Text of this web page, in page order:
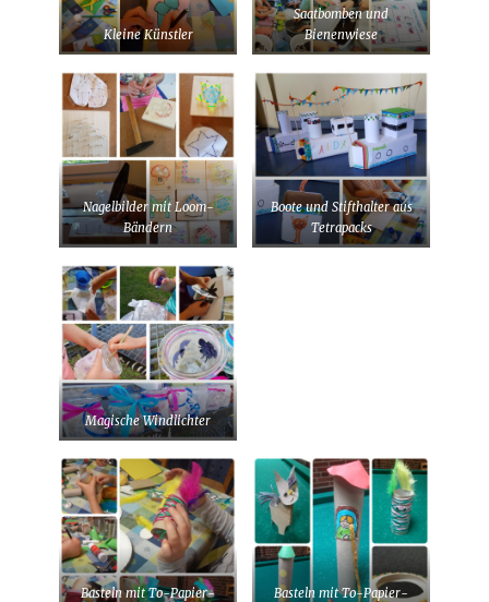
Kleine Künstler
Saatbomben und
Bienenwiese
Nagelbilder mit Loom-
Bändern
Boote und Stifthalter aus
Tetrapacks
Magische Windlichter
Basteln mit To-Papier-
Basteln mit To-Papier-